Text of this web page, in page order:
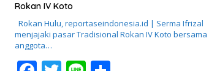
o
o
k
Rokan IV Koto
Rokan Hulu, reportaseindonesia.id | Serma Ifrizal
menjajaki pasar Tradisional Rokan IV Koto bersama
anggota…